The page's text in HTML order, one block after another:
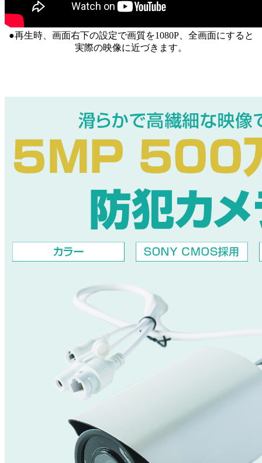
●再生時、画面右下の設定で画質を1080P、全画面にすると
実際の映像に近づきます。